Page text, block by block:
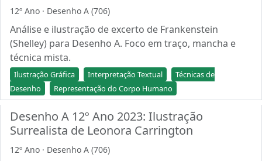
12º Ano · Desenho A (706)
Análise e ilustração de excerto de Frankenstein
(Shelley) para Desenho A. Foco em traço, mancha e
técnica mista.
Ilustração Gráfica Interpretação Textual
Técnicas de
Desenho
Representação do Corpo Humano
Desenho A 12º Ano 2023: Ilustração
Surrealista de Leonora Carrington
12º Ano · Desenho A (706)